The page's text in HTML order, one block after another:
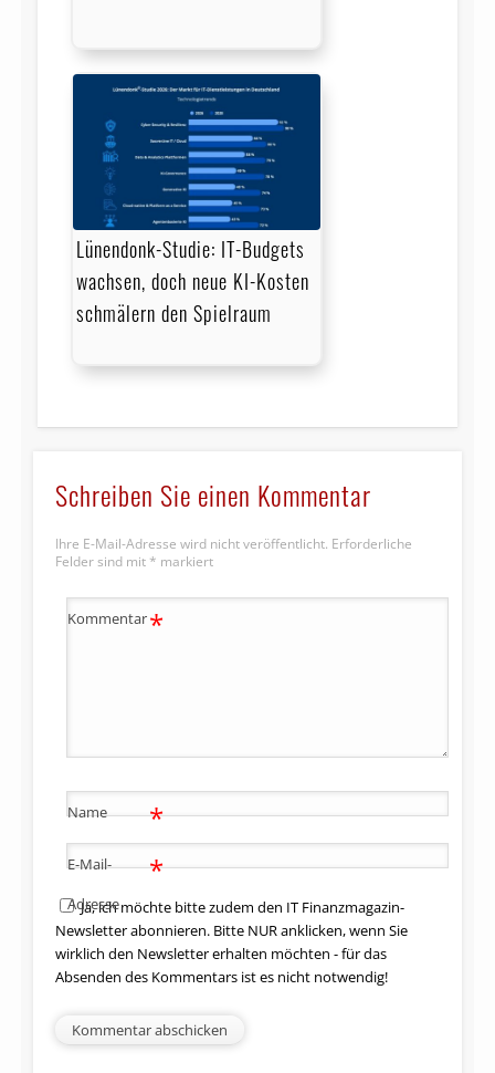
Lünendonk-Studie: IT-Budgets
wachsen, doch neue KI-Kosten
schmälern den Spielraum
Schreiben Sie einen Kommentar
Ihre E-Mail-Adresse wird nicht veröffentlicht. Erforderliche
Felder sind mit * markiert
Kommentar*
Name *
E-Mail-
Adresse
*
Ja, ich möchte bitte zudem den IT Finanzmagazin-
Newsletter abonnieren. Bitte NUR anklicken, wenn Sie
wirklich den Newsletter erhalten möchten - für das
Absenden des Kommentars ist es nicht notwendig!